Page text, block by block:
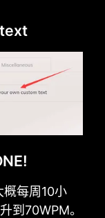
每周10小
到70WPM。